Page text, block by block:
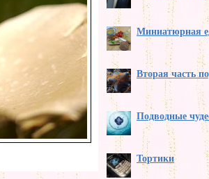
Миниатюрная
Вторая часть
Подводные
Тортики